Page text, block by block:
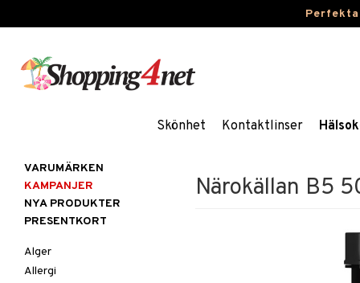
Skönhet Kontaktlinser
Närokällan B5
VARUMÄRKEN
KAMPANJER
NYA PRODUKTER
PRESENTKORT
Alger
Allergi